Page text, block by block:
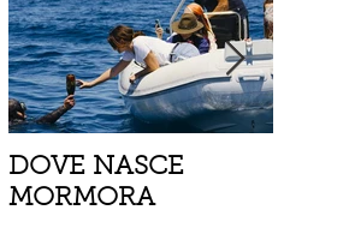
DOVE NASCE
MORMORA